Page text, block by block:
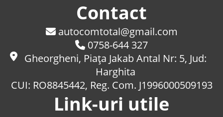
Contact
autocomtotal@gmail.com
0758-644 327
Gheorgheni, Piaţa Jakab Antal Nr: 5, Jud:
Harghita
CUI: RO8845442, Reg. Com. J1996000509193
Link-uri utile